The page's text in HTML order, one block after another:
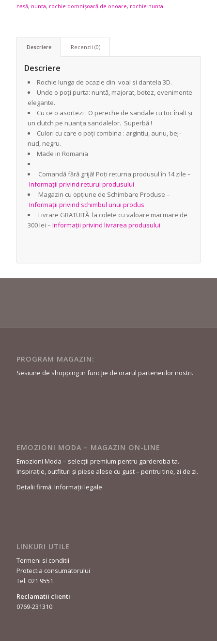
nașă, nunta, rochie domnișoară de onoare, rochie nunta
Descriere Recenzii (0)
Descriere
Rochie lunga de ocazie din voal si dantela 3D.
Unde o poți purta: nuntă, majorat, botez, evenimente
elegante.
Cu ce o asortezi : O pereche de sandale cu toc înalt și
un clutch pe nuanța sandalelor. Superbă !
Culori cu care o poți combina : argintiu, auriu, bej-
nud, negru.
Made in Romania
Comandă fără grijă! Poți returna produsul în 14 zile –
Informații privind returul produsului
Magazin cu opțiune de Schimbare Produse –
Informații privind schimbul unui produs
Livrare GRATUITĂ la colete cu valoare mai mare de
300 lei – Informații privind livrarea produsului
PROGRAM MAGAZIN:
Sesiune de shopping in funcție de orarul partenerilor nostri.
EMOZIONI MODA – MAGAZIN ON-LINE
Emozioni Moda – selecții premium pentru garderoba ta.
Inspirație, outfituri și piese alese cu gust – pentru tine, zi de zi.
Detalii firmă: Informații legale
LINKURI UTILE
Termeni si conditii
Protectia consumatorului
Tel. 021 9551
Reclamatii clienti
0769-231310